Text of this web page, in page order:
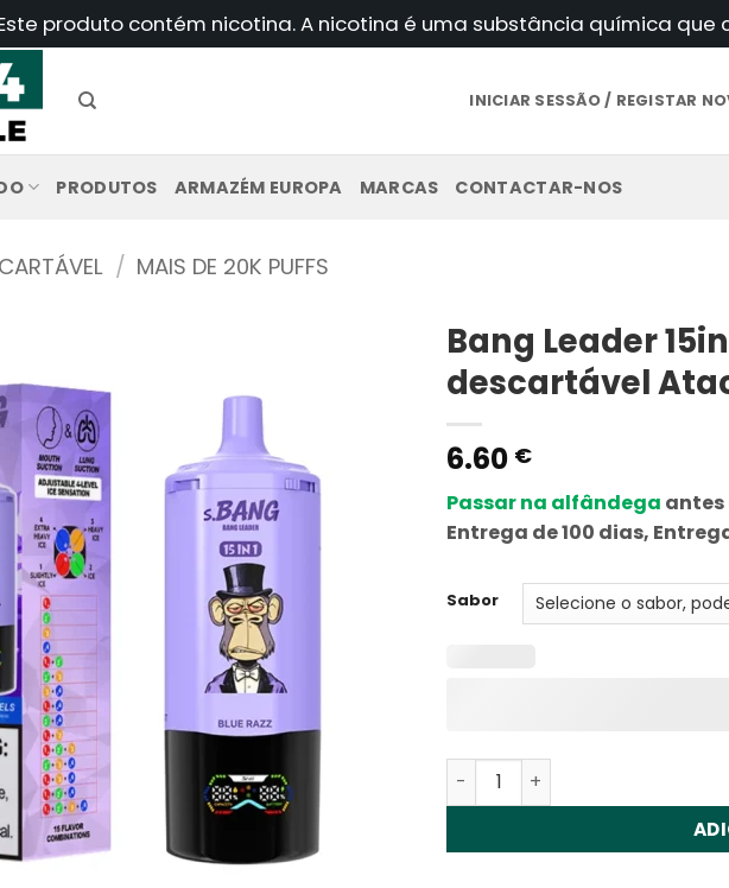
Este produto contém nicotina. A nicotina é uma substância química
INICIAR SESSÃO / REGISTAR
PRODUTOS ARMAZÉM EUROPA MARCAS CONTACTAR-NOS
/ MAIS DE 20K PUFFS
Bang Leader
descartável
6.60 €
Passar na alfândega antes
Entrega de 100 dias,
Sabor
Quantidade de Bang Leader